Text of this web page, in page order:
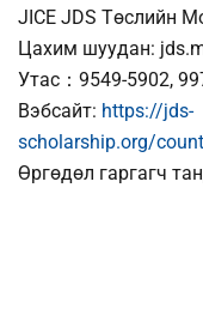
JICE JDS Төслийн
Цахим шуудан:
Утас：9549-5902,
Вэбсайт: https://jds-
scholarship.org/
Өргөдөл гаргагч